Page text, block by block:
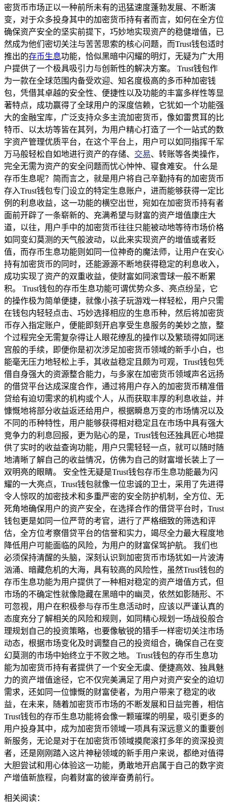
密货币市场正以一种前所未有的迅猛速度蓬勃发展、不断演
变，对于众多投身其中的加密货币持有者而言，如何在全方位
确保资产安全的坚实前提下，巧妙地实现资产的稳健增值，已
然成为他们密切关注与苦苦思索的核心问题，而Trust钱包适时
推出的存币生息功能，恰似黑暗中闪耀的明灯，无疑为广大用
户提供了一个极具吸引力与创新性的解决方案。 Trust钱包作
为一款在全球范围内备受欢迎、知名度极高的多币种加密钱
包，凭借其卓越的安全性、便捷性以及功能的丰富多样性等显
著特点，成功赢得了全球用户的深度信赖，它犹如一个功能强
大的金融宝库，广泛支持众多主流加密货币，像如雷贯耳的比
特币、以太坊等皆在其列，为用户精心打造了一个一站式的数
字资产管理优质平台，在这个平台上，用户可以如同指挥千军
万马般轻松自如地进行资产的存储、 交易、转账等各类操作，
完全无需为资产的安全问题而忧心忡忡、寝食难安。 什么是
存币生息呢？简而言之，就是用户将自己辛勤持有的加密货币
存入Trust钱包专门设立的特定生息账户，进而能够获得一定比
例的利息收益，这一功能的横空出世，宛如在加密货币持有者
面前开辟了一条崭新的、充满希望与财富的资产增值康庄大
道，以往，用户手中的加密货币往往只能被动地等待市场价格
如同变幻莫测的天气般波动，以此来实现资产的增值或者贬
值，而存币生息功能则如同一位神奇的魔法师，让用户在安心
持有加密货币的同时，还能源源不断地获得稳定的利息收入，
成功实现了资产的双重收益，使财富如同滚雪球一般不断累
积。 Trust钱包的存币生息功能可谓优势众多、亮点纷呈，它
的操作极为简单便捷，就像小孩子玩游戏一样轻松，用户只需
在钱包内轻轻点击、巧妙选择相应的生息币种，然后将加密货
币存入指定账户，便能即刻开启享受生息服务的美妙之旅，整
个过程完全无需复杂得让人眼花缭乱的操作以及繁琐得如同迷
宫般的手续，即便你是初次涉足加密货币领域的新手小白，也
能毫无压力地轻松上手，其收益稳定且颇为可观，Trust钱包凭
借自身强大的资源整合能力，与多家在加密货币领域声名远扬
的借贷平台达成深度合作，通过将用户存入的加密货币精准借
贷给有迫切需求的机构或个人，从而获取丰厚的利息收益，并
慷慨地将部分收益返还给用户，根据瞬息万变的市场情况以及
不同的币种特性，用户能够获得相对稳定且在市场中具有强大
竞争力的利息回报，更为贴心的是，Trust钱包还独具匠心地提
供了实时的收益查询功能，用户只需轻轻一点，就可以随时随
地清晰了解自己的收益情况，仿佛为自己的财富增长装上了一
双明亮的眼睛。 安全性无疑是Trust钱包存币生息功能最为闪
耀的一大亮点，Trust钱包就像一位忠诚的卫士，采用了先进得
令人惊叹的加密技术和多重严密的安全防护机制，全方位、无
死角地确保用户的资产安全，在选择合作的借贷平台时，Trust
钱包更是如同一位严苛的考官，进行了严格细致的筛选和评
估，全方位考察借贷平台的信誉和实力，竭尽全力最大程度地
降低用户可能面临的风险，为用户的财富保驾护航。 我们也
必须保持清醒的头脑，深刻认识到加密货币市场犹如一片波涛
汹涌、暗藏危机的大海，具有较高的风险性，虽然Trust钱包的
存币生息功能为用户提供了一种相对稳定的资产增值方式，但
市场的不确定性就像隐藏在黑暗中的幽灵，依然如影随形、不
可忽视，用户在积极参与存币生息活动时，应该以严谨认真的
态度充分了解相关的风险和规则，如同精心规划一场战役般合
理规划自己的投资策略，也要像敏锐的猎手一样密切关注市场
动态，根据市场变化及时调整自己的投资组合，确保自己在变
幻莫测的市场中始终立于不败之地。 Trust钱包的存币生息功
能为加密货币持有者提供了一个安全无虞、便捷高效、独具魅
力的资产增值途径，它不仅完美满足了用户对资产安全的迫切
需求，还如同一位慷慨的财富使者，为用户带来了稳定的收
益，在未来，随着加密货币市场的不断发展和日益完善，相信
Trust钱包的存币生息功能将会像一颗璀璨的明星，吸引更多的
用户投身其中，成为加密货币领域一项具有深远意义的重要创
新服务，无论是对于在加密货币领域摸爬滚打多年的资深投资
者，还是刚刚踏入这片神秘领域的新手用户来说，都绝对值得
大胆尝试和用心体验这一功能，勇敢地开启属于自己的数字资
产增值新旅程，向着财富的彼岸奋勇前行。
相关阅读：